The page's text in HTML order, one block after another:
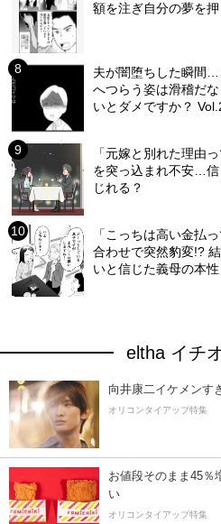
額を注ぎ自分の夢を
夫が闇堕ちした瞬間
へつらう姿は滑稽だ
いとダメですか？
「元嫁と別れた理由
を突っ込まれ不安…
じれる？
「こっちは高い金払
合わせで突然豹変!?
いと信じた義母の本性
eltha イチ
向井康二イケメンす
オリコンタイアップ特集
お値段そのまま45％
い
オリコンタイアップ特集